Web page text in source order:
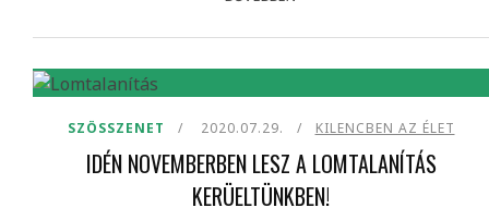
SZÖSSZENET 2020.07.29. KILENCBEN AZ ÉLET
IDÉN NOVEMBERBEN LESZ A LOMTALANÍTÁS
KERÜELTÜNKBEN!